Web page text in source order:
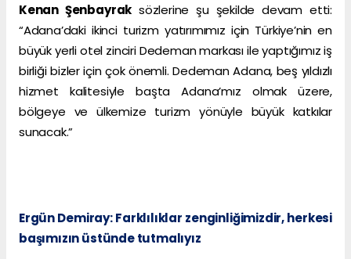
Kenan Şenbayrak sözlerine şu şekilde devam etti:
“Adana’daki ikinci turizm yatırımımız için Türkiye’nin en
büyük yerli otel zinciri Dedeman markası ile yaptığımız iş
birliği bizler için çok önemli. Dedeman Adana, beş yıldızlı
hizmet kalitesiyle başta Adana’mız olmak üzere,
bölgeye ve ülkemize turizm yönüyle büyük katkılar
sunacak.”
Ergün Demiray: Farklılıklar zenginliğimizdir, herkesi
başımızın üstünde tutmalıyız